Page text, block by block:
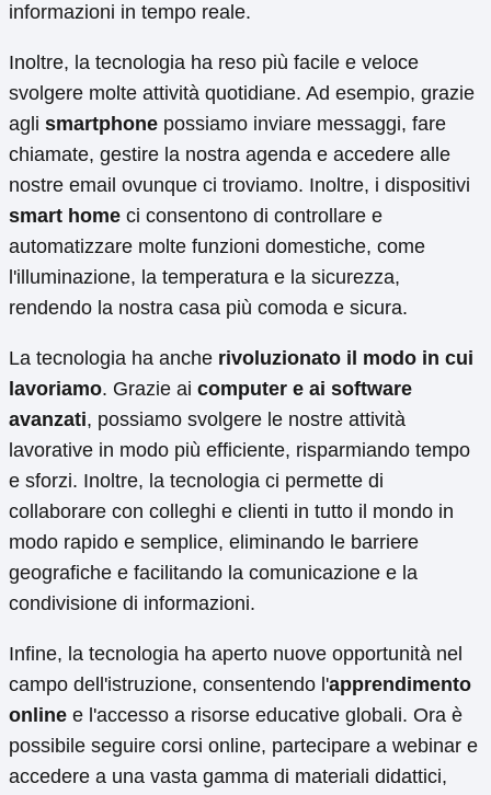
informazioni in tempo reale.
Inoltre, la tecnologia ha reso più facile e veloce
svolgere molte attività quotidiane. Ad esempio, grazie
agli smartphone possiamo inviare messaggi, fare
chiamate, gestire la nostra agenda e accedere alle
nostre email ovunque ci troviamo. Inoltre, i dispositivi
smart home ci consentono di controllare e
automatizzare molte funzioni domestiche, come
l'illuminazione, la temperatura e la sicurezza,
rendendo la nostra casa più comoda e sicura.
La tecnologia ha anche rivoluzionato il modo in cui
lavoriamo. Grazie ai computer e ai software
avanzati, possiamo svolgere le nostre attività
lavorative in modo più efficiente, risparmiando tempo
e sforzi. Inoltre, la tecnologia ci permette di
collaborare con colleghi e clienti in tutto il mondo in
modo rapido e semplice, eliminando le barriere
geografiche e facilitando la comunicazione e la
condivisione di informazioni.
Infine, la tecnologia ha aperto nuove opportunità nel
campo dell'istruzione, consentendo l'apprendimento
online e l'accesso a risorse educative globali. Ora è
possibile seguire corsi online, partecipare a webinar e
accedere a una vasta gamma di materiali didattici,